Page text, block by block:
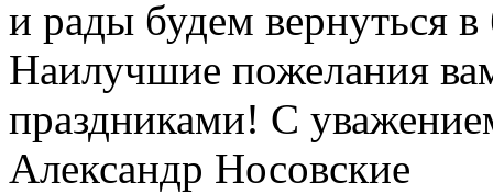
и рады будем вернуться
Наилучшие пожелания
праздниками! С
Александр Носовские